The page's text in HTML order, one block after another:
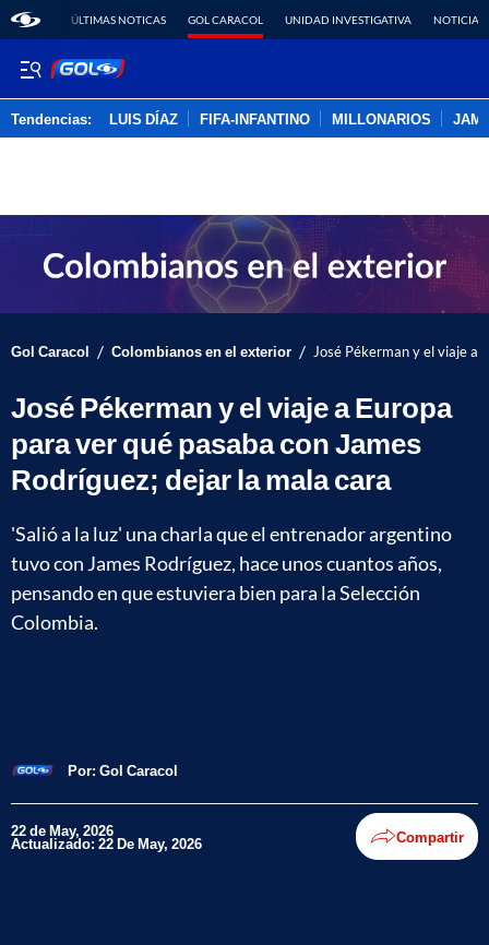
ÚLTIMAS NOTICAS GOL CARACOL UNIDAD INVESTIGATIVA NOTICIAS
Tendencias: LUIS DÍAZ FIFA-INFANTINO MILLONARIOS
Gol Caracol / Colombianos en el exterior / José Pékerman y el viaje a
José Pékerman y el viaje a Europa
para ver qué pasaba con James
Rodríguez; dejar la mala cara
'Salió a la luz' una charla que el entrenador argentino
tuvo con James Rodríguez, hace unos cuantos años,
pensando en que estuviera bien para la Selección
Colombia.
Por: Gol Caracol
22 de May, 2026
Actualizado: 22 De May, 2026 Compartir